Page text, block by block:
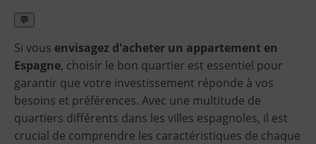
💬
Si vous envisagez d'acheter un appartement en
Espagne, choisir le bon quartier est essentiel pour
garantir que votre investissement réponde à vos
besoins et préférences. Avec une multitude de
quartiers différents dans les villes espagnoles, il est
crucial de comprendre les caractéristiques de chaque